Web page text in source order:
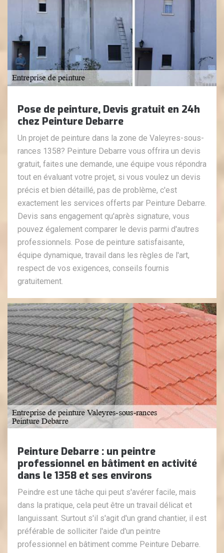
Pose de peinture, Devis gratuit en 24h
chez Peinture Debarre
Un projet de peinture dans la zone de Valeyres-sous-
rances 1358? Peinture Debarre vous offrira un devis
gratuit, faites une demande, une équipe vous répondra
tout en évaluant votre projet, si vous voulez un devis
précis et bien détaillé, pas de problème, c'est
exactement les services offerts par Peinture Debarre.
Devis sans engagement qu'après signature, vous
pouvez également comparer le devis parmi d'autres
professionnels. Pose de peinture satisfaisante,
équipe dynamique, travail dans les règles de l'art,
respect de vos exigences, conseils fournis
gratuitement.
Peinture Debarre : un peintre
professionnel en bâtiment en activité
dans le 1358 et ses environs
Peindre est une tâche qui peut s'avérer facile, mais
dans la pratique, cela peut être un travail délicat et
languissant. Surtout s'il s'agit d'un grand chantier, il est
préférable de solliciter l'aide d'un peintre
professionnel en bâtiment comme Peinture Debarre.